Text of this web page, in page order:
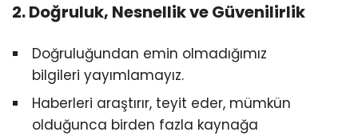
2. Doğruluk, Nesnellik ve Güvenilirlik
Doğruluğundan emin olmadığımız
bilgileri yayımlamayız.
Haberleri araştırır, teyit eder, mümkün
olduğunca birden fazla kaynağa